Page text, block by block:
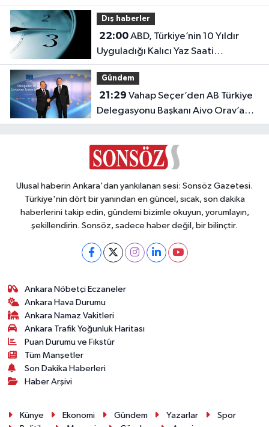
Dış haberler
22:00ABD, Türkiye’nin 10 Yıldır
Uyguladığı Kalıcı Yaz Saati
Modeline Geçiyor!
Gündem
21:29
Delegasyonu Başkanı Aivo Orav’a
nezaket ziyareti
Ulusal haberin Ankara'dan yankılanan sesi: Sonsöz Gazetesi.
Türkiye'nin dört bir yanından en güncel, sıcak, son dakika
haberlerini takip edin, gündemi bizimle okuyun, yorumlayın,
şekillendirin. Sonsöz, sadece haber değil, bir bilinçtir.
Ankara Nöbetçi Eczaneler
Ankara Hava Durumu
Ankara Namaz Vakitleri
Ankara Trafik Yoğunluk Haritası
Puan Durumu ve Fikstür
Tüm Manşetler
Son Dakika Haberleri
Haber Arşivi
Künye Ekonomi Gündem Yazarlar
Spor